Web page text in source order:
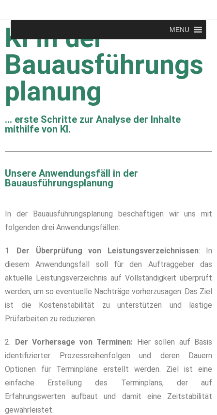
MENU
KI in der
Bauausführungs
planung
... erste Schritte zur Analyse der Inhalte
mithilfe von KI.
Unsere Anwendungsfäll in der
Bauausführungsplanung
In der Bauausführungsplanung beschäftigen wir uns mit
folgenden drei Anwendungsfällen:
1. Der Überprüfung von Leistungsverzeichnissen: In
diesem Anwendungsfall soll für den Auftraggeber das
aktuelle Leistungsverzeichnis auf Vollständigkeit überprüft
werden, um so eventuelle Nachträge vorherzusagen. Das Ziel
ist die Kostenstabilität zu unterstützen und lästige
Prüfarbeiten zu reduzieren.
2. Der Vorhersage von Terminen: Hier sollen auf Basis
identifizierter Prozessreihenfolgen und deren Dauern
Optionen für Terminpläne erstellt werden. Ziel ist eine
einfache Erstellung des Terminplans, der auf
Erfahrungswerten aufbaut und damit eine Zeitstabilität
gewährleistet.